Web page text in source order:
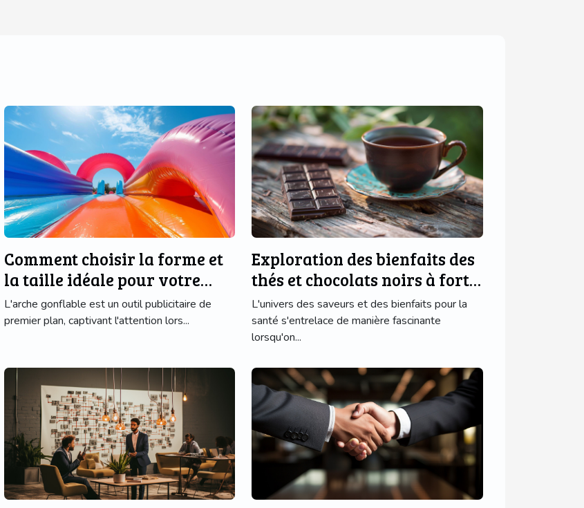
Comment choisir la forme et
la taille idéale pour votre
arche gonflable
L'arche gonflable est un outil publicitaire de
premier plan, captivant l'attention lors...
Exploration des bienfaits des
thés et chocolats noirs à forte
teneur
L'univers des saveurs et des bienfaits pour la
santé s'entrelace de manière fascinante
lorsqu'on...